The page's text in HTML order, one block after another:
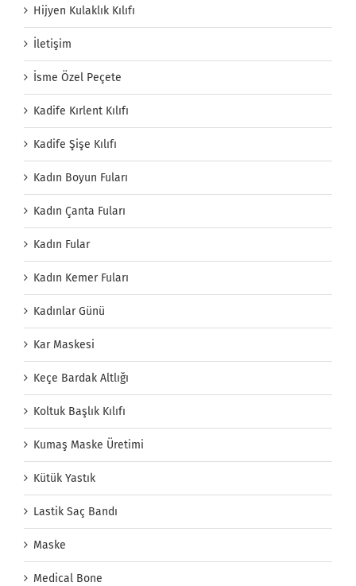
Hijyen Kulaklık Kılıfı
İletişim
İsme Özel Peçete
Kadife Kırlent Kılıfı
Kadife Şişe Kılıfı
Kadın Boyun Fuları
Kadın Çanta Fuları
Kadın Fular
Kadın Kemer Fuları
Kadınlar Günü
Kar Maskesi
Keçe Bardak Altlığı
Koltuk Başlık Kılıfı
Kumaş Maske Üretimi
Kütük Yastık
Lastik Saç Bandı
Maske
Medical Bone